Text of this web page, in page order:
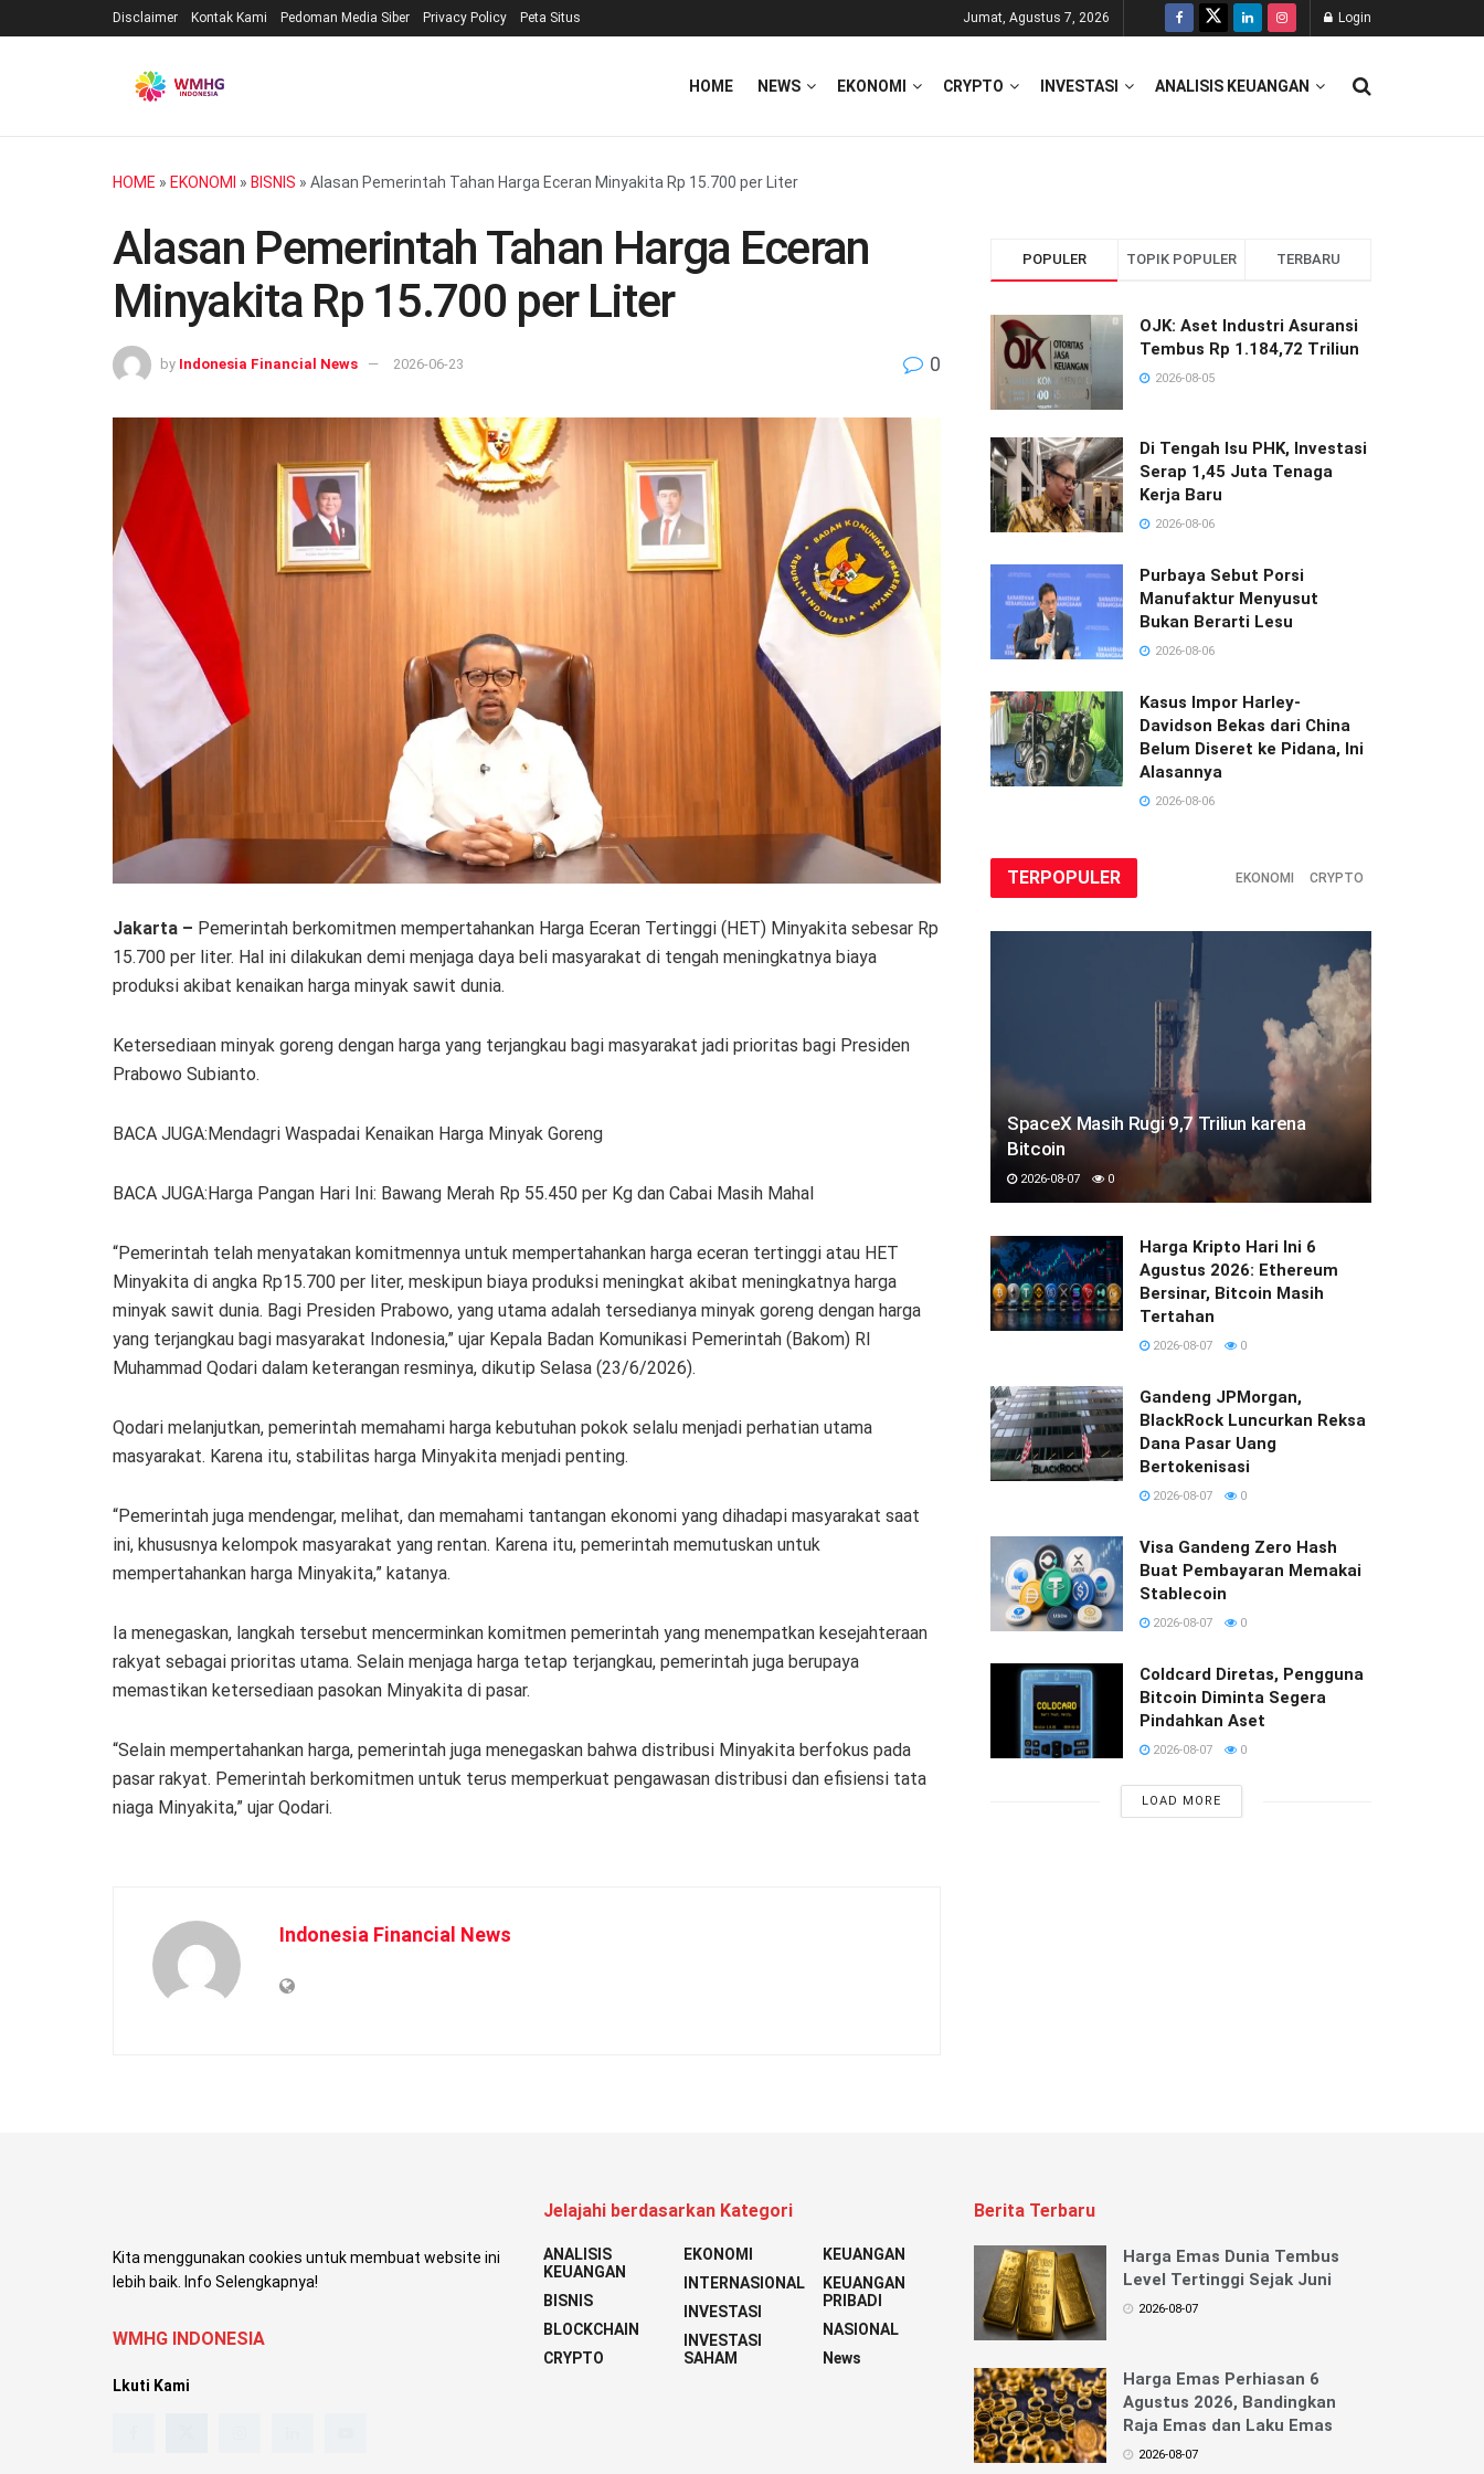
Disclaimer Kontak Kami Pedoman Media Siber Privacy Policy Peta Situs Jumat, Agustus 7, 2026 Login
HOME NEWS EKONOMI CRYPTO INVESTASI ANALISIS KEUANGAN
HOME » EKONOMI » BISNIS » Alasan Pemerintah Tahan Harga Eceran Minyakita Rp 15.700 per Liter
Alasan Pemerintah Tahan Harga Eceran
Minyakita Rp 15.700 per Liter
by Indonesia Financial News 2026-06-23 0
Jakarta – Pemerintah berkomitmen mempertahankan Harga Eceran Tertinggi (HET) Minyakita sebesar Rp
15.700 per liter. Hal ini dilakukan demi menjaga daya beli masyarakat di tengah meningkatnya biaya
produksi akibat kenaikan harga minyak sawit dunia.
Ketersediaan minyak goreng dengan harga yang terjangkau bagi masyarakat jadi prioritas bagi Presiden
Prabowo Subianto.
BACA JUGA:Mendagri Waspadai Kenaikan Harga Minyak Goreng
BACA JUGA:Harga Pangan Hari Ini: Bawang Merah Rp 55.450 per Kg dan Cabai Masih Mahal
“Pemerintah telah menyatakan komitmennya untuk mempertahankan harga eceran tertinggi atau HET
Minyakita di angka Rp15.700 per liter, meskipun biaya produksi meningkat akibat meningkatnya harga
minyak sawit dunia. Bagi Presiden Prabowo, yang utama adalah tersedianya minyak goreng dengan harga
yang terjangkau bagi masyarakat Indonesia,” ujar Kepala Badan Komunikasi Pemerintah (Bakom) RI
Muhammad Qodari dalam keterangan resminya, dikutip Selasa (23/6/2026).
Qodari melanjutkan, pemerintah memahami harga kebutuhan pokok selalu menjadi perhatian utama
masyarakat. Karena itu, stabilitas harga Minyakita menjadi penting.
“Pemerintah juga mendengar, melihat, dan memahami tantangan ekonomi yang dihadapi masyarakat saat
ini, khususnya kelompok masyarakat yang rentan. Karena itu, pemerintah memutuskan untuk
mempertahankan harga Minyakita,” katanya.
Ia menegaskan, langkah tersebut mencerminkan komitmen pemerintah yang menempatkan kesejahteraan
rakyat sebagai prioritas utama. Selain menjaga harga tetap terjangkau, pemerintah juga berupaya
memastikan ketersediaan pasokan Minyakita di pasar.
“Selain mempertahankan harga, pemerintah juga menegaskan bahwa distribusi Minyakita berfokus pada
pasar rakyat. Pemerintah berkomitmen untuk terus memperkuat pengawasan distribusi dan efisiensi tata
niaga Minyakita,” ujar Qodari.
Indonesia Financial News
POPULER TOPIK POPULER TERBARU
OJK: Aset Industri Asuransi
Tembus Rp 1.184,72 Triliun
2026-08-05
Di Tengah Isu PHK, Investasi
Serap 1,45 Juta Tenaga
Kerja Baru
2026-08-06
Purbaya Sebut Porsi
Manufaktur Menyusut
Bukan Berarti Lesu
2026-08-06
Kasus Impor Harley-
Davidson Bekas dari China
Belum Diseret ke Pidana, Ini
Alasannya
2026-08-06
TERPOPULER EKONOMI CRYPTO
SpaceX Masih Rugi 9,7 Triliun karena
Bitcoin
2026-08-07 0
Harga Kripto Hari Ini 6
Agustus 2026: Ethereum
Bersinar, Bitcoin Masih
Tertahan
2026-08-07 0
Gandeng JPMorgan,
BlackRock Luncurkan Reksa
Dana Pasar Uang
Bertokenisasi
2026-08-07 0
Visa Gandeng Zero Hash
Buat Pembayaran Memakai
Stablecoin
2026-08-07 0
Coldcard Diretas, Pengguna
Bitcoin Diminta Segera
Pindahkan Aset
2026-08-07 0
LOAD MORE
Kita menggunakan cookies untuk membuat website ini
lebih baik. Info Selengkapnya!
WMHG INDONESIA
Lkuti Kami
Jelajahi berdasarkan Kategori
ANALISIS
KEUANGAN
BISNIS
BLOCKCHAIN
CRYPTO
EKONOMI
INTERNASIONAL
INVESTASI
INVESTASI
SAHAM
KEUANGAN
KEUANGAN
PRIBADI
NASIONAL
News
Berita Terbaru
Harga Emas Dunia Tembus
Level Tertinggi Sejak Juni
2026-08-07
Harga Emas Perhiasan 6
Agustus 2026, Bandingkan
Raja Emas dan Laku Emas
2026-08-07